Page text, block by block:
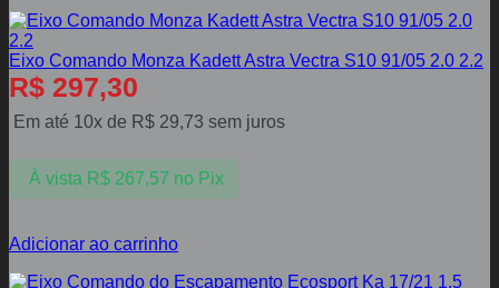
Eixo Comando Monza Kadett Astra Vectra S10 91/05 2.0 2.2
R$ 297,30
Em até 10x de R$ 29,73 sem juros
À vista R$267,57 no Pix
Adicionar ao carrinho